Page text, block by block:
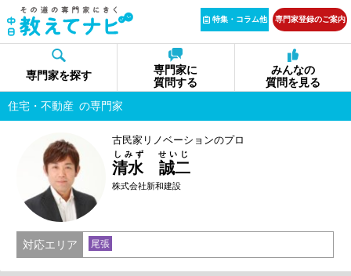
特集・コラム他 専門家登録のご案内
専門家を探す
専門家に
質問する
みんなの
質問を見る
住宅・不動産 の専門家
古民家リノベーションのプロ
清水 誠二
しみず せいじ
株式会社新和建設
対応エリア 尾張